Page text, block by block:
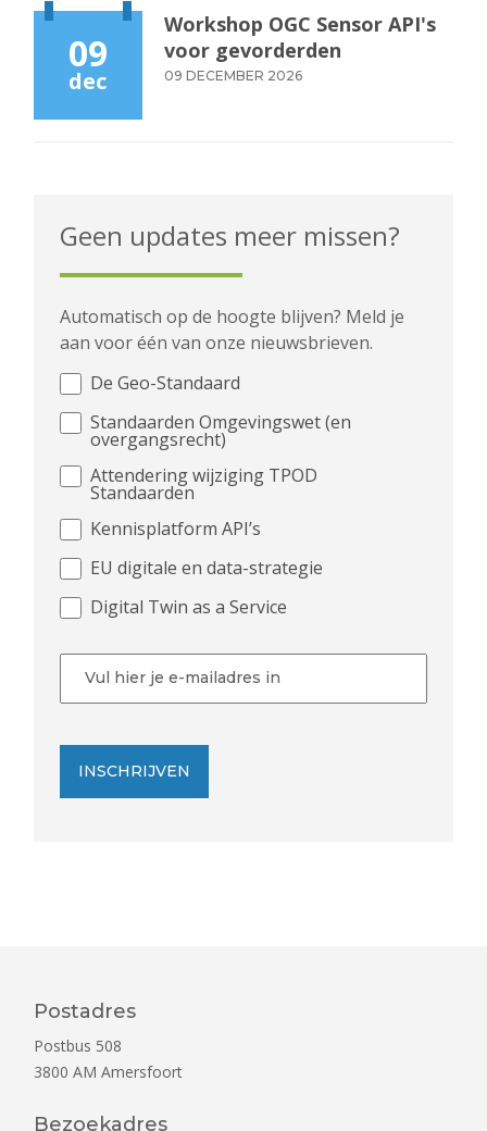
09
dec
Workshop OGC Sensor API's
voor gevorderden
09 DECEMBER 2026
Geen updates meer missen?
Automatisch op de hoogte blijven? Meld je
aan voor één van onze nieuwsbrieven.
De Geo-Standaard
Standaarden Omgevingswet (en
overgangsrecht)
Attendering wijziging TPOD
Standaarden
Kennisplatform API’s
EU digitale en data-strategie
Digital Twin as a Service
INSCHRIJVEN
Postadres
Postbus 508
3800 AM Amersfoort
Bezoekadres